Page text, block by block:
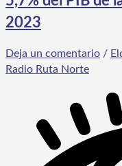
2023
Deja un comentario /
Radio Ruta Norte